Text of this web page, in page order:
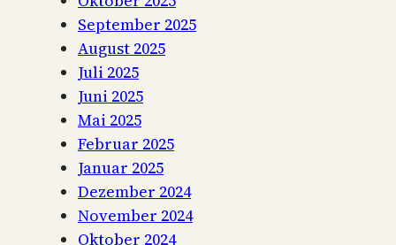
c
h
t
n
i
s
k
i
r
c
September 2025
August 2025
Juli 2025
Juni 2025
Mai 2025
Februar 2025
Januar 2025
Dezember 2024
November 2024
Oktober 2024